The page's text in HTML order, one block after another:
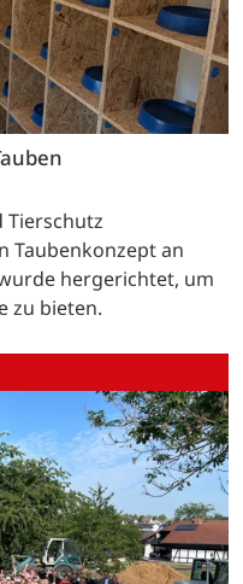
Tierschutz
Taubenkonzept an
hergerichtet, um
zu bieten.